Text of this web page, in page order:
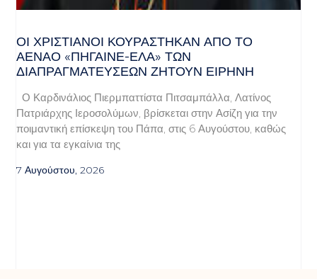
ΟΙ ΧΡΙΣΤΙΑΝΟΊ ΚΟΥΡΆΣΤΗΚΑΝ ΑΠΌ ΤΟ
ΑΈΝΑΟ «ΠΉΓΑΙΝΕ-ΈΛΑ» ΤΩΝ
ΔΙΑΠΡΑΓΜΑΤΕΎΣΕΩΝ ΖΗΤΟΎΝ ΕΙΡΉΝΗ
Ο Καρδινάλιος Πιερμπαττίστα Πιτσαμπάλλα, Λατίνος
Πατριάρχης Ιεροσολύμων, βρίσκεται στην Ασίζη για την
ποιμαντική επίσκεψη του Πάπα, στις 6 Αυγούστου, καθώς
και για τα εγκαίνια της
7 Αυγούστου, 2026